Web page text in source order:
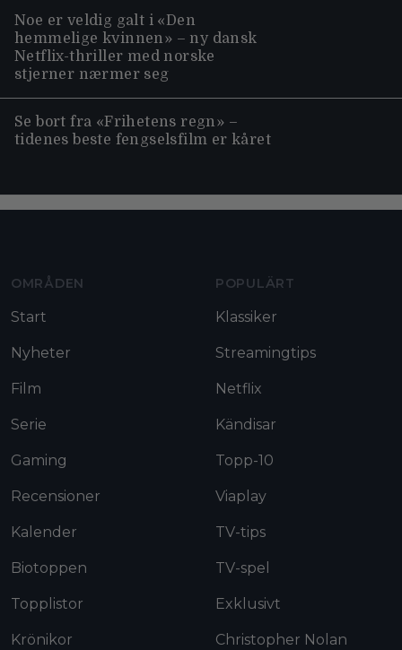
Noe er veldig galt i «Den
hemmelige kvinnen» – ny dansk
Netflix-thriller med norske
stjerner nærmer seg
Se bort fra «Frihetens regn» –
tidenes beste fengselsfilm er kåret
OMRÅDEN
Start
Nyheter
Film
Serie
Gaming
Recensioner
Kalender
Biotoppen
Topplistor
Krönikor
POPULÄRT
Klassiker
Streamingtips
Netflix
Kändisar
Topp-10
Viaplay
TV-tips
TV-spel
Exklusivt
Christopher Nolan